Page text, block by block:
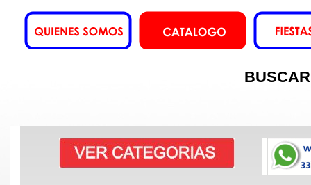
BUSCAR